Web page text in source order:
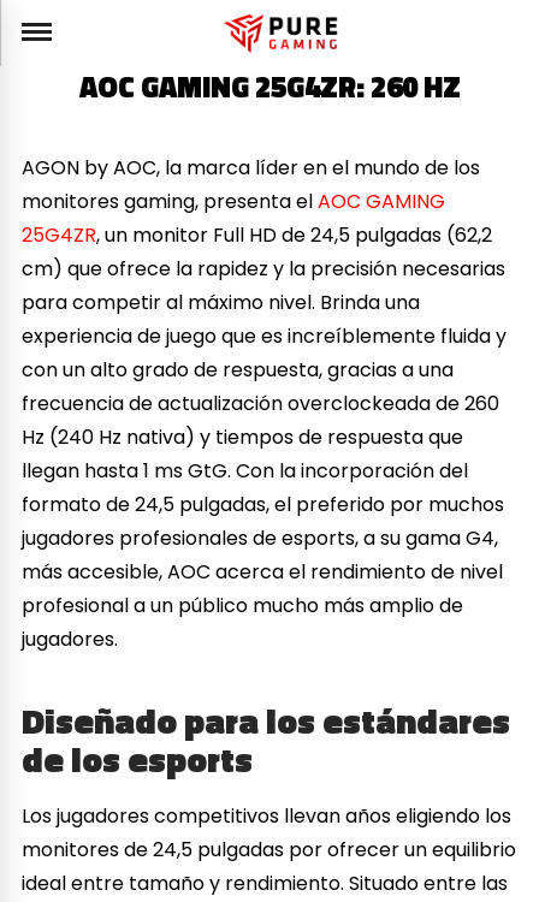
AOC GAMING 25G4ZR: 260 HZ
AGON by AOC, la marca líder en el mundo de los
monitores gaming, presenta elAOC GAMING
25G4ZR, un monitor Full HD de 24,5 pulgadas (62,2
cm) que ofrece la rapidez y la precisión necesarias
para competir al máximo nivel. Brinda una
experiencia de juego que es increíblemente fluida y
con un alto grado de respuesta, gracias a una
frecuencia de actualización overclockeada de 260
Hz (240 Hz nativa) y tiempos de respuesta que
llegan hasta 1 ms GtG. Con la incorporación del
formato de 24,5 pulgadas, el preferido por muchos
jugadores profesionales de esports, a su gama G4,
más accesible, AOC acerca el rendimiento de nivel
profesional a un público mucho más amplio de
jugadores.
Diseñado para los estándares
de los esports
Los jugadores competitivos llevan años eligiendo los
monitores de 24,5 pulgadas por ofrecer un equilibrio
ideal entre tamaño y rendimiento. Situado entre las